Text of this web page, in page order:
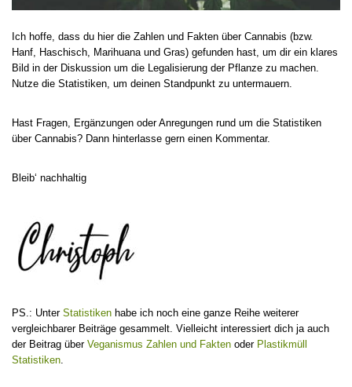
Ich hoffe, dass du hier die Zahlen und Fakten über Cannabis (bzw.
Hanf, Haschisch, Marihuana und Gras) gefunden hast, um dir ein klares
Bild in der Diskussion um die Legalisierung der Pflanze zu machen.
Nutze die Statistiken, um deinen Standpunkt zu untermauern.
Hast Fragen, Ergänzungen oder Anregungen rund um die Statistiken
über Cannabis? Dann hinterlasse gern einen Kommentar.
Bleib‘ nachhaltig
PS.: Unter Statistiken habe ich noch eine ganze Reihe weiterer
vergleichbarer Beiträge gesammelt. Vielleicht interessiert dich ja auch
der Beitrag über Veganismus Zahlen und Fakten oder Plastikmüll
Statistiken